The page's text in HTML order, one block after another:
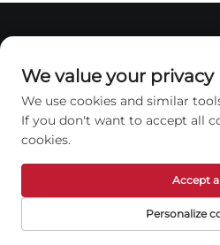
Биз жөнүндө
We value your privacy
We use cookies and similar
If you don't want to accept all
cookies.
Personalize
Accept